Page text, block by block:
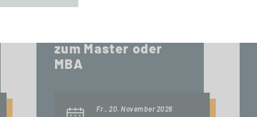
zum Master oder
MBA
Fr., 20. November 2026